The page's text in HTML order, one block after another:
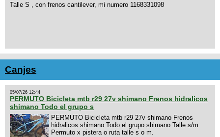
Talle S , con frenos cantilever, mi numero 1168331098
Canjes
05/07/26 12:44
PERMUTO Bicicleta mtb r29 27v shimano Frenos hidralicos
shimano Todo el grupo s
PERMUTO Bicicleta mtb r29 27v shimano Frenos
hidralicos shimano Todo el grupo shimano Talle s/m
Permuto x pistera o ruta talle s o m.